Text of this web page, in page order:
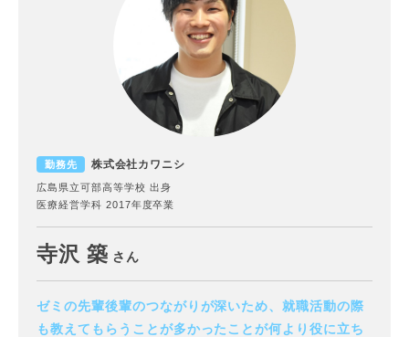
勤務先 株式会社カワニシ
広島県立可部高等学校 出身
医療経営学科 2017年度卒業
寺沢 築 さん
ゼミの先輩後輩のつながりが深いため、就職活動の際
も教えてもらうことが多かったことが何より役に立ち